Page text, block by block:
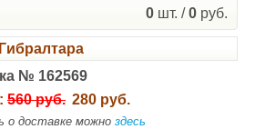
0 шт. /0 руб.
№ 162569
560 руб. 280 руб.
о доставке можно здесь